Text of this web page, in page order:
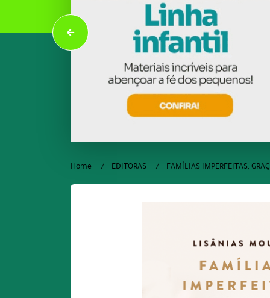
Home EDITORAS FAMÍLIAS IMPERFEITAS,